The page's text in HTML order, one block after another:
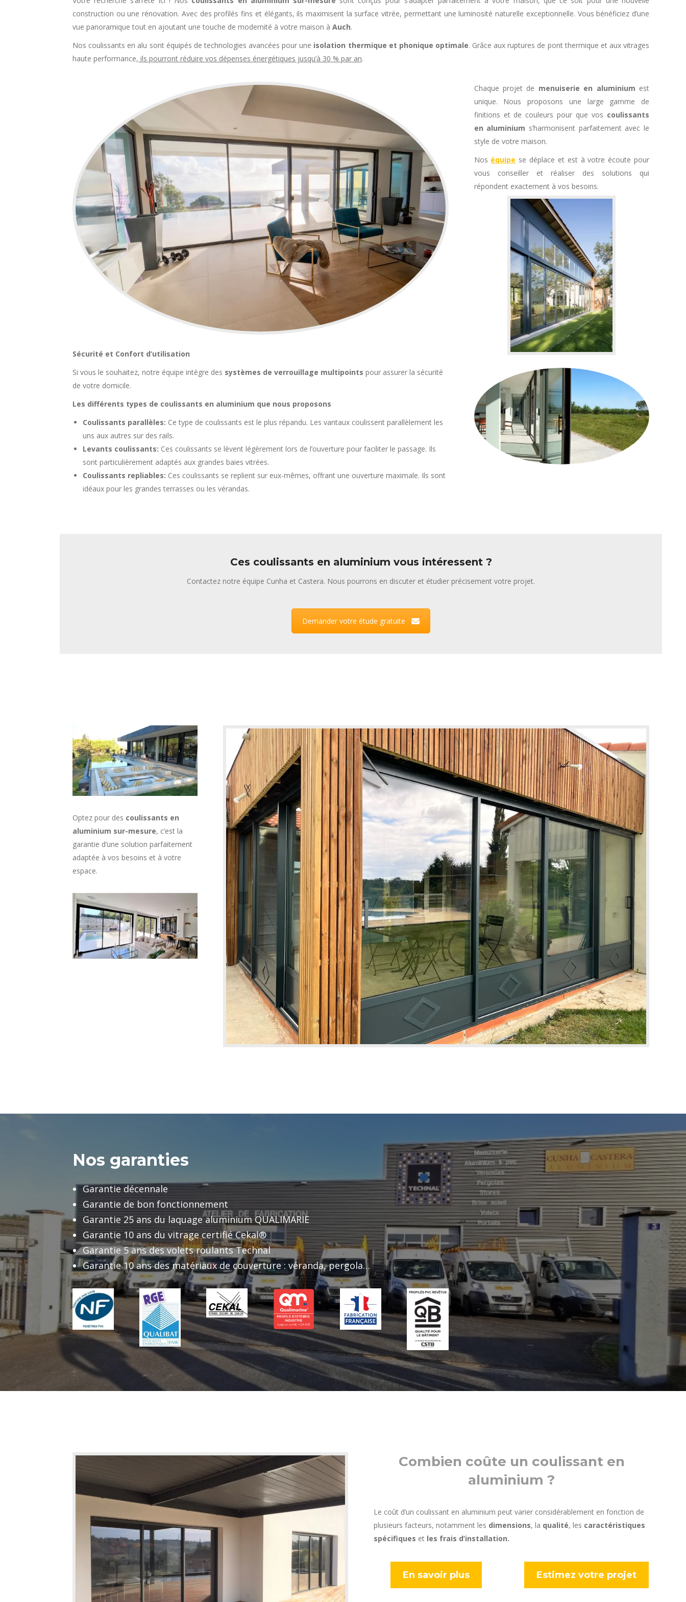
construction ou une rénovation. Avec des profilés fins et élégants, ils maximisent la surface vitrée, permettant une luminosité naturelle exceptionnelle. Vous bénéficiez d’une
vue panoramique tout en ajoutant une touche de modernité à votre maison à Auch.
Nos coulissants en alu sont équipés de technologies avancées pour une isolation thermique et phonique optimale. Grâce aux ruptures de pont thermique et aux vitrages
haute performance, ils pourront réduire vos dépenses énergétiques jusqu’à 30 % par an.
Sécurité et Confort d’utilisation
Si vous le souhaitez, notre équipe intègre des systèmes de verrouillage multipoints pour assurer la sécurité
de votre domicile.
Les différents types de coulissants en aluminium que nous proposons
Coulissants parallèles: Ce type de coulissants est le plus répandu. Les vantaux coulissent parallèlement les
uns aux autres sur des rails.
Levants coulissants: Ces coulissants se lèvent légèrement lors de l’ouverture pour faciliter le passage. Ils
sont particulièrement adaptés aux grandes baies vitrées.
Coulissants repliables: Ces coulissants se replient sur eux-mêmes, offrant une ouverture maximale. Ils sont
idéaux pour les grandes terrasses ou les vérandas.
Chaque projet de menuiserie en aluminium est
unique. Nous proposons une large gamme de
finitions et de couleurs pour que vos coulissants
en aluminium s’harmonisent parfaitement avec le
style de votre maison.
Nos équipe se déplace et est à votre écoute pour
vous conseiller et réaliser des solutions qui
répondent exactement à vos besoins.
Ces coulissants en aluminium vous intéressent ?
Contactez notre équipe Cunha et Castera. Nous pourrons en discuter et étudier précisement votre projet.
Demander votre étude gratuite
Optez pour des coulissants en
aluminium sur-mesure, c’est la
garantie d’une solution parfaitement
adaptée à vos besoins et à votre
espace.
Nos garanties
Garantie décennale
Garantie de bon fonctionnement
Garantie 25 ans du laquage aluminium QUALIMARIE
Garantie 10 ans du vitrage certifié Cekal®
Garantie 5 ans des volets roulants Technal
Garantie 10 ans des matériaux de couverture : véranda, pergola…
Combien coûte un coulissant en
aluminium ?
Le coût d’un coulissant en aluminium peut varier considérablement en fonction de
plusieurs facteurs, notamment les dimensions, la qualité, les caractéristiques
spécifiques et les frais d’installation.
En savoir plus Estimez votre projet